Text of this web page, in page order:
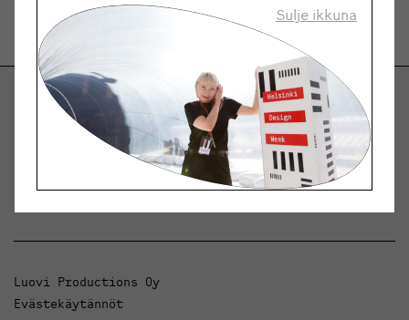
Helsinki Design Weekly.
Keskustelua, uutisia ja ilmiöitä muotoilusta ja
arkkitehtuurista.
Luovi Productions Oy
Evästekäytännöt
Sulje ikkuna